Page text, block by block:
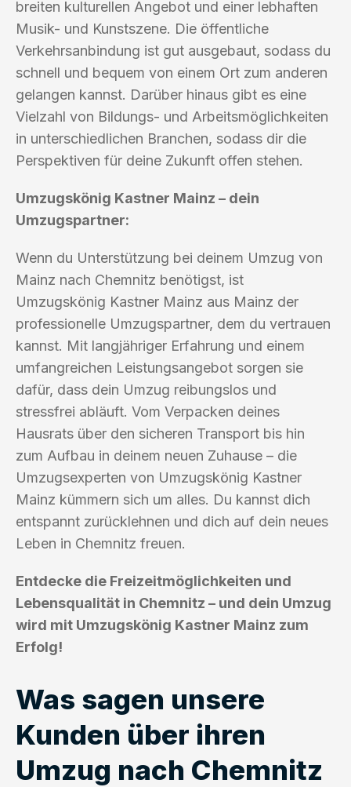
breiten kulturellen Angebot und einer lebhaften
Musik- und Kunstszene. Die öffentliche
Verkehrsanbindung ist gut ausgebaut, sodass du
schnell und bequem von einem Ort zum anderen
gelangen kannst. Darüber hinaus gibt es eine
Vielzahl von Bildungs- und Arbeitsmöglichkeiten
in unterschiedlichen Branchen, sodass dir die
Perspektiven für deine Zukunft offen stehen.
Umzugskönig Kastner Mainz – dein
Umzugspartner:
Wenn du Unterstützung bei deinem Umzug von
Mainz nach Chemnitz benötigst, ist
Umzugskönig Kastner Mainz aus Mainz der
professionelle Umzugspartner, dem du vertrauen
kannst. Mit langjähriger Erfahrung und einem
umfangreichen Leistungsangebot sorgen sie
dafür, dass dein Umzug reibungslos und
stressfrei abläuft. Vom Verpacken deines
Hausrats über den sicheren Transport bis hin
zum Aufbau in deinem neuen Zuhause – die
Umzugsexperten von Umzugskönig Kastner
Mainz kümmern sich um alles. Du kannst dich
entspannt zurücklehnen und dich auf dein neues
Leben in Chemnitz freuen.
Entdecke die Freizeitmöglichkeiten und
Lebensqualität in Chemnitz – und dein Umzug
wird mit Umzugskönig Kastner Mainz zum
Erfolg!
Was sagen unsere
Kunden über ihren
Umzug nach Chemnitz